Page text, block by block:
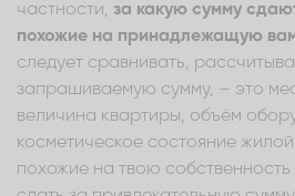
частности, за какую сумму
похожие на принадлежащую
следует сравнивать,
запрашиваемую сумму, – это
величина квартиры, объём
косметическое состояние
похожие на твою